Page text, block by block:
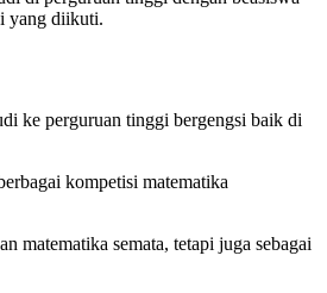
yang diikuti.
ke perguruan tinggi bergengsi baik di
kompetisi matematika
matematika semata, tetapi juga sebagai